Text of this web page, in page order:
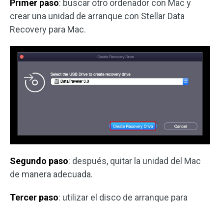
Primer paso: buscar otro ordenador con Mac y
crear una unidad de arranque con Stellar Data
Recovery para Mac.
Segundo paso: después, quitar la unidad del Mac
de manera adecuada.
Tercer paso: utilizar el disco de arranque para